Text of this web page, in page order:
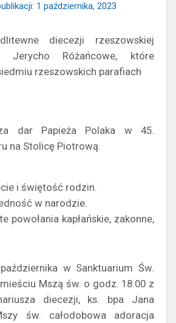
1 października, 2023
diecezji rzeszowskiej
Jerycho Różańcowe, które
rzeszowskich parafiach
dar Papieża Polaka w 45.
na Stolicę Piotrową.
i świętość rodzin.
w narodzie.
powołania kapłańskie, zakonne,
w Sanktuarium Św.
Mszą św. o godz. 18:00 z
diecezji, ks. bpa Jana
św. całodobowa adoracja